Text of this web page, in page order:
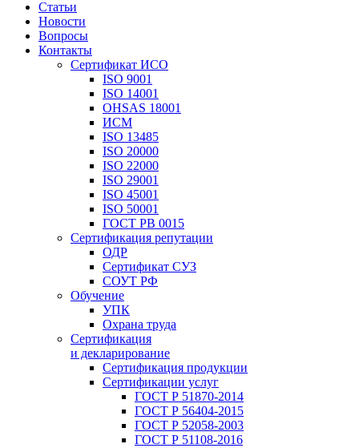
Статьи
Новости
Вопросы
Контакты
Сертификат ИСО
ISO 9001
ISO 14001
OHSAS 18001
ИСМ
ISO 13485
ISO 20000
ISO 22000
ISO 29001
ISO 45001
ISO 50001
ГОСТ РВ 0015
Сертификация репутации
ОДР
Сертификат СУЗ
СОУТ РФ
Обучение
УПК
Охрана труда
Сертификация
и декларирование
Сертификация продукции
Сертификации услуг
ГОСТ Р 51870-2014
ГОСТ Р 56404-2015
ГОСТ Р 52058-2003
ГОСТ Р 51108-2016